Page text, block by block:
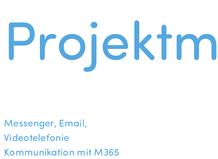
Messenger, Email,
Videotelefonie
Kommunikation mit M365